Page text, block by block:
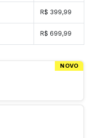
R$ 399,99
R$ 699,99
NOVO